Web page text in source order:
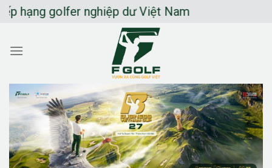
Chuyển
dung
golfer nghiệp dư Việt Nam